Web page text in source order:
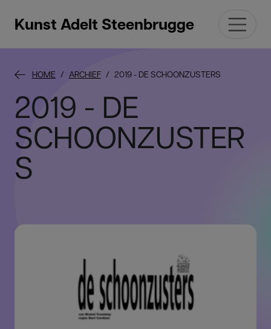
Kunst Adelt Steenbrugge
HOME ARCHIEF 2019 - DE SCHOONZUSTERS
2019 - DE
SCHOONZUSTER
S